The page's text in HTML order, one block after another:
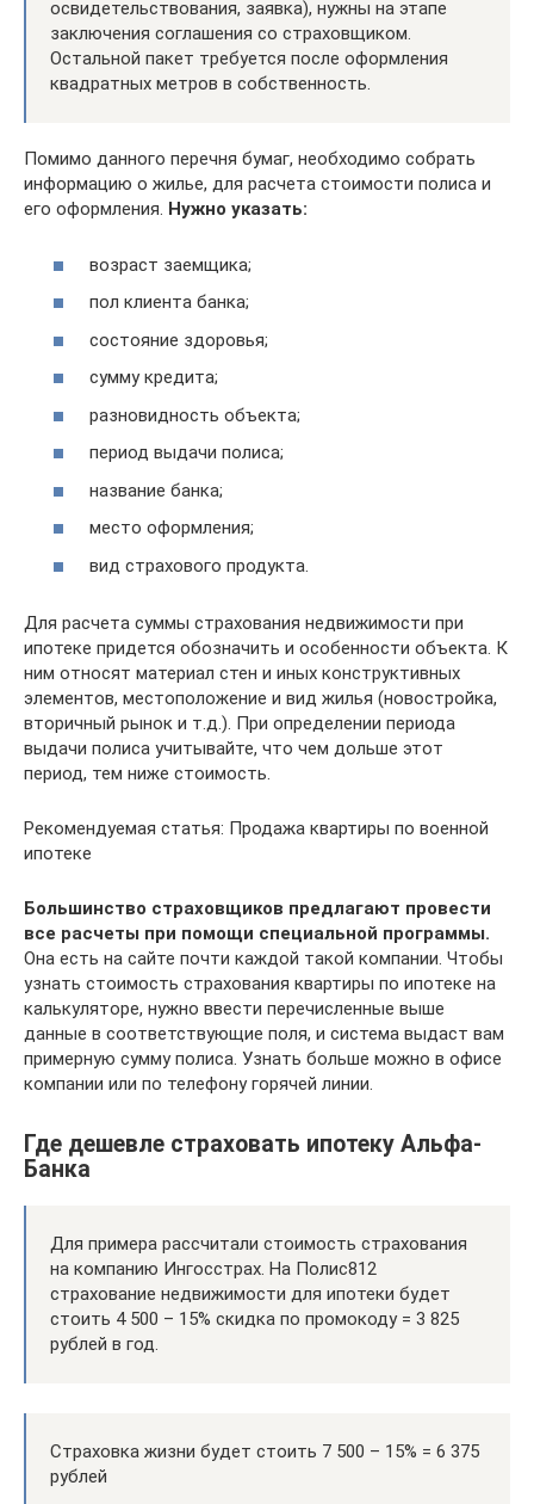
освидетельствования, заявка), нужны на этапе
заключения соглашения со страховщиком.
Остальной пакет требуется после оформления
квадратных метров в собственность.
Помимо данного перечня бумаг, необходимо собрать
информацию о жилье, для расчета стоимости полиса и
его оформления. Нужно указать:
возраст заемщика;
пол клиента банка;
состояние здоровья;
сумму кредита;
разновидность объекта;
период выдачи полиса;
название банка;
место оформления;
вид страхового продукта.
Для расчета суммы страхования недвижимости при
ипотеке придется обозначить и особенности объекта. К
ним относят материал стен и иных конструктивных
элементов, местоположение и вид жилья (новостройка,
вторичный рынок и т.д.). При определении периода
выдачи полиса учитывайте, что чем дольше этот
период, тем ниже стоимость.
Рекомендуемая статья: Продажа квартиры по военной
ипотеке
Большинство страховщиков предлагают провести
все расчеты при помощи специальной программы.
Она есть на сайте почти каждой такой компании. Чтобы
узнать стоимость страхования квартиры по ипотеке на
калькуляторе, нужно ввести перечисленные выше
данные в соответствующие поля, и система выдаст вам
примерную сумму полиса. Узнать больше можно в офисе
компании или по телефону горячей линии.
Где дешевле страховать ипотеку Альфа-
Банка
Для примера рассчитали стоимость страхования
на компанию Ингосстрах. На Полис812
страхование недвижимости для ипотеки будет
стоить 4 500 – 15% скидка по промокоду = 3 825
рублей в год.
Страховка жизни будет стоить 7 500 – 15% = 6 375
рублей